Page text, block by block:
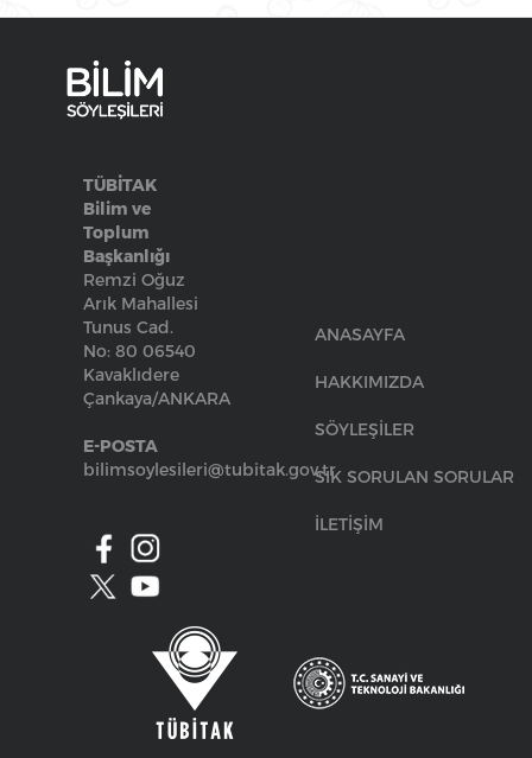
TÜBİTAK
Bilim ve
Toplum
Başkanlığı
Remzi Oğuz
Arık Mahallesi
Tunus Cad.
No: 80 06540
Kavaklıdere
Çankaya/ANKARA
E-POSTA
bilimsoylesileri@tubitak.gov.tr
ANASAYFA
HAKKIMIZDA
SÖYLEŞİLER
SIK SORULAN SORULAR
İLETİŞİM